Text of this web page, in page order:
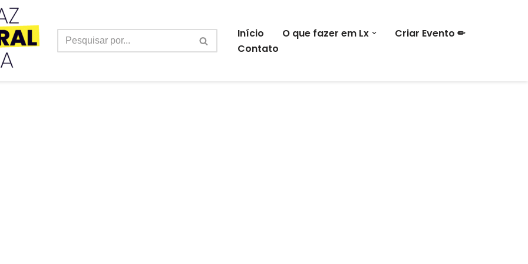
Início O que fazer em Lx
Criar Evento ✏
Contato